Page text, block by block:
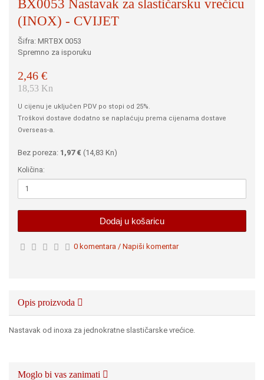
BX0053 Nastavak za slastičarsku vrečicu
(INOX) - CVIJET
Šifra: MRTBX 0053
Spremno za isporuku
2,46 €
18,53 Kn
U cijenu je uključen PDV po stopi od 25%.
Troškovi dostave dodatno se naplaćuju prema cijenama dostave
Overseas-a.
Bez poreza: 1,97 € (14,83 Kn)
Količina:
Dodaj u košaricu
0 komentara / Napiši komentar
Opis proizvoda
Nastavak od inoxa za jednokratne slastičarske vrećice.
Moglo bi vas zanimati